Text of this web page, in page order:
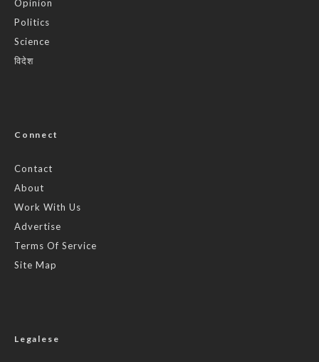
Opinion
Politics
Science
विदेश
Connect
Contact
About
Work With Us
Advertise
Terms Of Service
Site Map
Legalese